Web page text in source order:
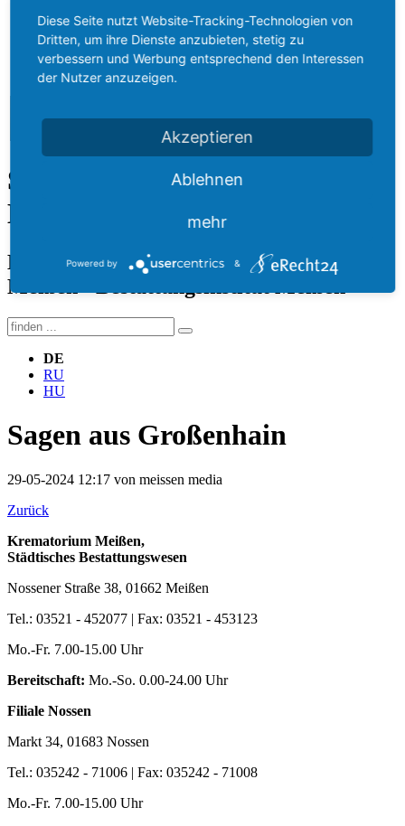
Impressum
Datenschutz
Barrierefreiheit
Städtisches Bestattungswesen
Meißen
Krematorium Meißen · Bestattung
Meißen · Bestattungsinstitut Meißen
DE
RU
HU
Sagen aus Großenhain
29-05-2024 12:17 von meissen media
Zurück
Krematorium Meißen,
Städtisches Bestattungswesen
Nossener Straße 38, 01662 Meißen
Tel.: 03521 - 452077 | Fax: 03521 - 453123
Mo.-Fr. 7.00-15.00 Uhr
Bereitschaft: Mo.-So. 0.00-24.00 Uhr
Filiale Nossen
Markt 34, 01683 Nossen
Tel.: 035242 - 71006 | Fax: 035242 - 71008
Mo.-Fr. 7.00-15.00 Uhr
Diese Seite nutzt Website-Tracking-Technologien von
Dritten, um ihre Dienste anzubieten, stetig zu
verbessern und Werbung entsprechend den Interessen
der Nutzer anzuzeigen.
Akzeptieren
Ablehnen
mehr
Powered by &